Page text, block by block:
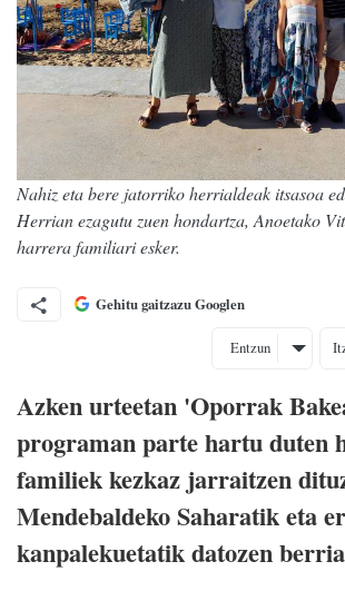
Nahiz eta bere jatorriko herrialdeak itsasoa
Herrian ezagutu zuen hondartza, Anoetako
harrera familiari esker.
Gehitu gaitzazu Googlen
Entzun
Azken urteetan 'Oporrak
programan parte hartu duten
familiek kezkaz jarraitzen
Mendebaldeko Saharatik eta
kanpalekuetatik datozen